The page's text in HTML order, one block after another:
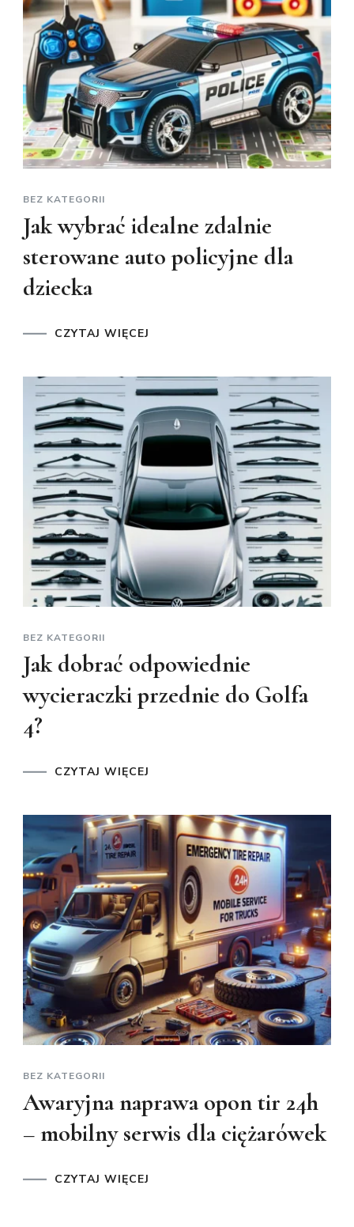
BEZ KATEGORII
Jak wybrać idealne zdalnie
sterowane auto policyjne dla
dziecka
CZYTAJ WIĘCEJ
BEZ KATEGORII
Jak dobrać odpowiednie
wycieraczki przednie do Golfa
4?
CZYTAJ WIĘCEJ
BEZ KATEGORII
Awaryjna naprawa opon tir 24h
– mobilny serwis dla ciężarówek
CZYTAJ WIĘCEJ